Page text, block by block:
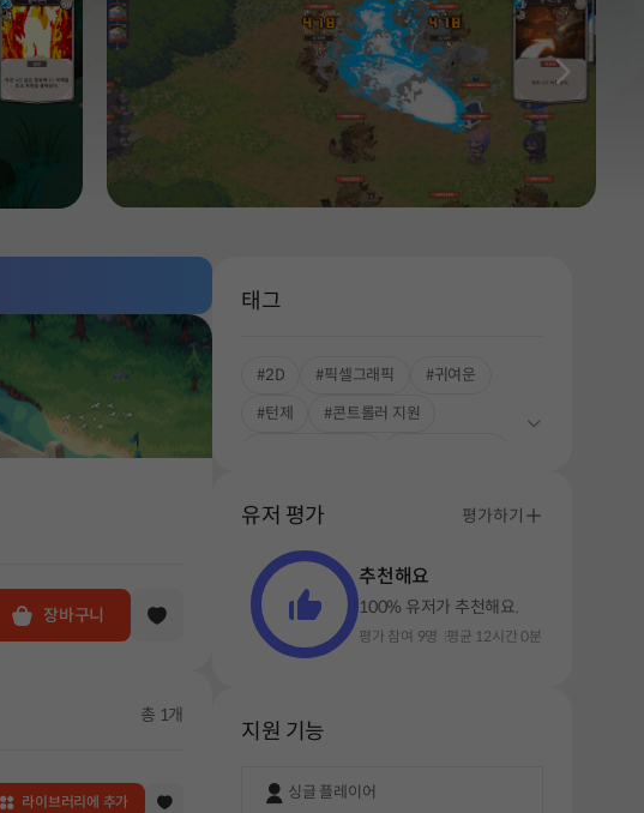
다음
장바구니
총 1개
라이브러리에 추가
태그
#2D #픽셀그래픽
#귀여운
#턴제
#콘트롤러 지원
유저 평가 평가하기
추천해요
100% 유저가 추천해요.
평가 참여 9명 평균 12시간 0분
지원 기능
싱글 플레이어